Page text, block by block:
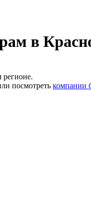
в
посмотреть компании